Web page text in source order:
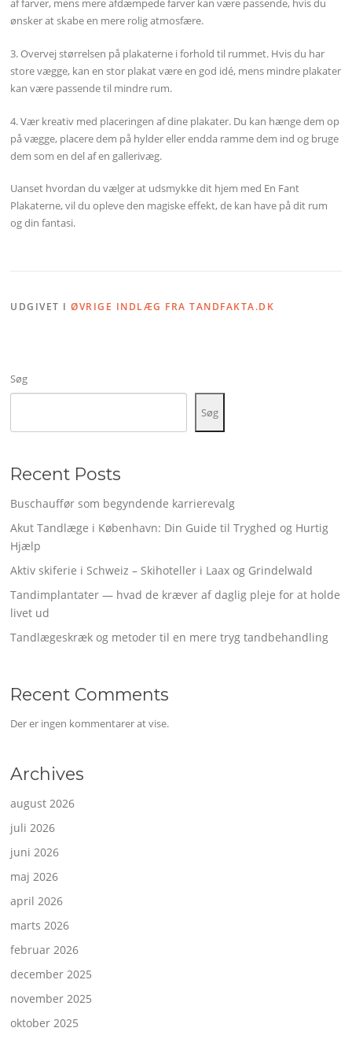
af farver, mens mere afdæmpede farver kan være passende, hvis du
ønsker at skabe en mere rolig atmosfære.
3. Overvej størrelsen på plakaterne i forhold til rummet. Hvis du har
store vægge, kan en stor plakat være en god idé, mens mindre plakater
kan være passende til mindre rum.
4. Vær kreativ med placeringen af dine plakater. Du kan hænge dem op
på vægge, placere dem på hylder eller endda ramme dem ind og bruge
dem som en del af en gallerivæg.
Uanset hvordan du vælger at udsmykke dit hjem med En Fant
Plakaterne, vil du opleve den magiske effekt, de kan have på dit rum
og din fantasi.
UDGIVET IØVRIGE INDLÆG FRA TANDFAKTA.DK
Søg
Søg
Recent Posts
Buschauffør som begyndende karrierevalg
Akut Tandlæge i København: Din Guide til Tryghed og Hurtig
Hjælp
Aktiv skiferie i Schweiz – Skihoteller i Laax og Grindelwald
Tandimplantater — hvad de kræver af daglig pleje for at holde
livet ud
Tandlægeskræk og metoder til en mere tryg tandbehandling
Recent Comments
Der er ingen kommentarer at vise.
Archives
august 2026
juli 2026
juni 2026
maj 2026
april 2026
marts 2026
februar 2026
december 2025
november 2025
oktober 2025